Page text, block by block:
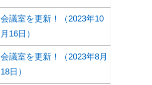
会議室を更新！（2023年10
月16日）
会議室を更新！（2023年8月
18日）